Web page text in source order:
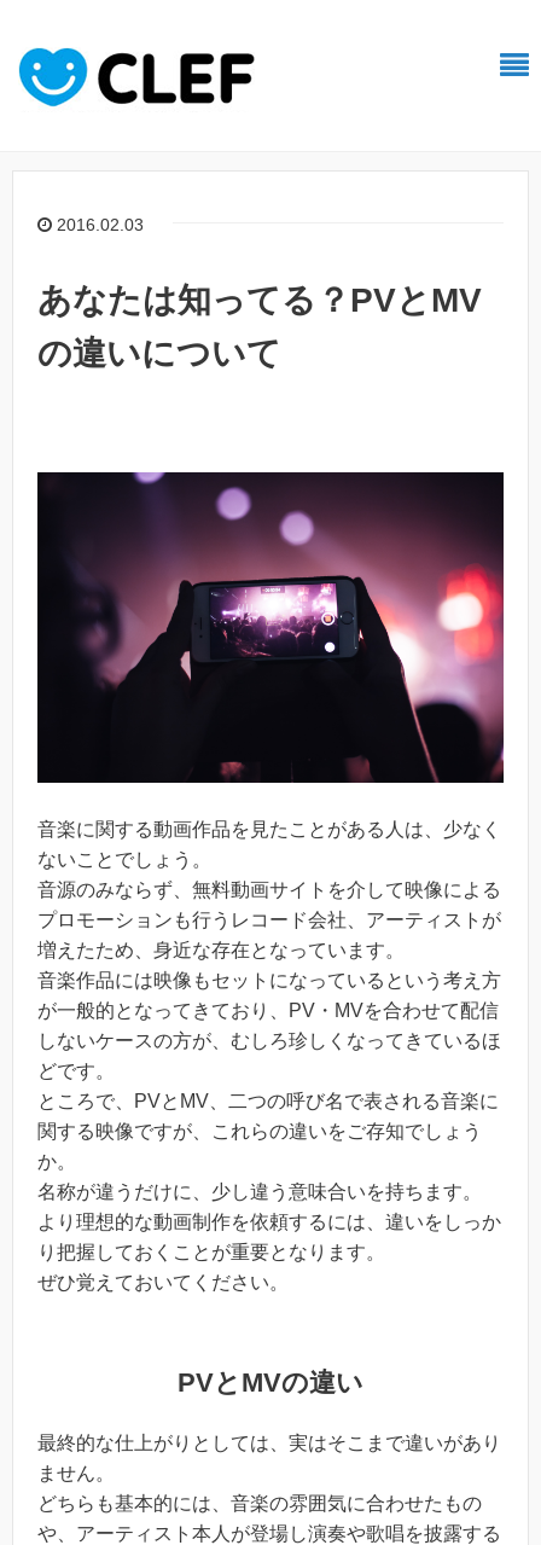
2016.02.03
あなたは知ってる？PVとMV
の違いについて
音楽に関する動画作品を見たことがある人は、少なく
ないことでしょう。
音源のみならず、無料動画サイトを介して映像による
プロモーションも行うレコード会社、アーティストが
増えたため、身近な存在となっています。
音楽作品には映像もセットになっているという考え方
が一般的となってきており、PV・MVを合わせて配信
しないケースの方が、むしろ珍しくなってきているほ
どです。
ところで、PVとMV、二つの呼び名で表される音楽に
関する映像ですが、これらの違いをご存知でしょう
か。
名称が違うだけに、少し違う意味合いを持ちます。
より理想的な動画制作を依頼するには、違いをしっか
り把握しておくことが重要となります。
ぜひ覚えておいてください。
PVとMVの違い
最終的な仕上がりとしては、実はそこまで違いがあり
ません。
どちらも基本的には、音楽の雰囲気に合わせたもの
や、アーティスト本人が登場し演奏や歌唱を披露する